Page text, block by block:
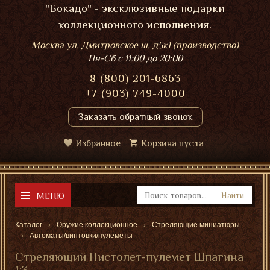
"Бокадо" - эксклюзивные подарки
коллекционного исполнения.
Москва ул. Дмитровское ш. д5к1 (производство)
Пн-Сбс 11:00 до 20:00
8 (800) 201-6863
+7 (903) 749-4000
Заказать обратный звонок
Избранное Корзина пуста
МЕНЮ Найти
Каталог Оружие коллекционное
Стреляющие миниатюры
Автоматы/винтовки/пулемёты
Стреляющий Пистолет-пулемет Шпагина